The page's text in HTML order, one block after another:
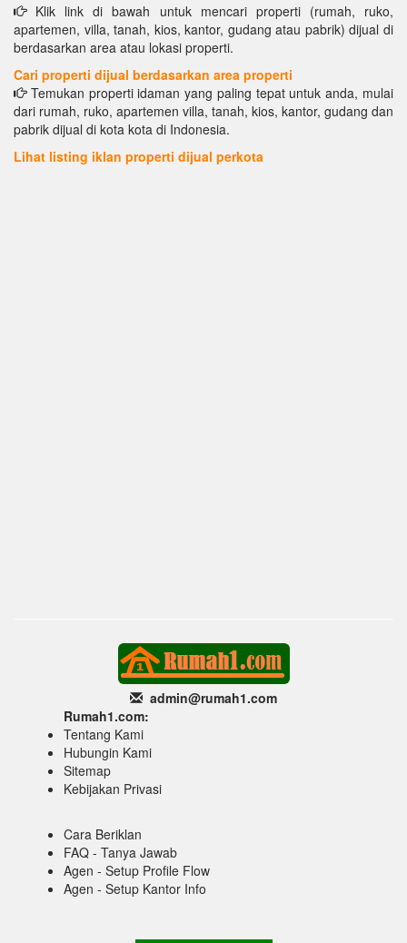
Klik link di bawah untuk mencari properti (rumah, ruko,
apartemen, villa, tanah, kios, kantor, gudang atau pabrik) dijual di
berdasarkan area atau lokasi properti.
Cari properti dijual berdasarkan area properti
Temukan properti idaman yang paling tepat untuk anda, mulai
dari rumah, ruko, apartemen villa, tanah, kios, kantor, gudang dan
pabrik dijual di kota kota di Indonesia.
Lihat listing iklan properti dijual perkota
admin@rumah1.com
Rumah1.com:
Tentang Kami
Hubungin Kami
Sitemap
Kebijakan Privasi
Cara Beriklan
FAQ - Tanya Jawab
Agen - Setup Profile Flow
Agen - Setup Kantor Info